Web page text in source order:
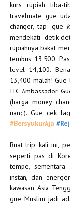
kurs rupiah tiba-
travelmate gue
changer, tapi gue
mendekati detik-
rupiahnya bakal
tembus 13,500.
level 14,100.
13,400 malah! Gue
ITC Ambassador.
(harga money
uang). Gue cek
#BersyukurAja
Buat trip kali ini,
seperti pas di
tempe, sementara
instan, dan
kawasan Asia
gue Muslim jadi